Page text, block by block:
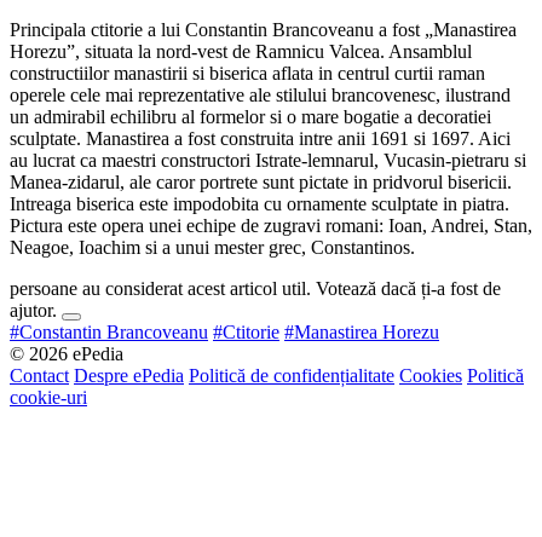
Principala ctitorie a lui Constantin Brancoveanu a fost „Manastirea
Horezu”, situata la nord-vest de Ramnicu Valcea. Ansamblul
constructiilor manastirii si biserica aflata in centrul curtii raman
operele cele mai reprezentative ale stilului brancovenesc, ilustrand
un admirabil echilibru al formelor si o mare bogatie a decoratiei
sculptate. Manastirea a fost construita intre anii 1691 si 1697. Aici
au lucrat ca maestri constructori Istrate-lemnarul, Vucasin-pietraru si
Manea-zidarul, ale caror portrete sunt pictate in pridvorul bisericii.
Intreaga biserica este impodobita cu ornamente sculptate in piatra.
Pictura este opera unei echipe de zugravi romani: Ioan, Andrei, Stan,
Neagoe, Ioachim si a unui mester grec, Constantinos.
persoane au considerat acest articol util. Votează dacă ți-a fost de
ajutor.
#Constantin Brancoveanu #Ctitorie #Manastirea Horezu
© 2026 ePedia
Contact Despre ePedia Politică de confidențialitate Cookies Politică
cookie-uri